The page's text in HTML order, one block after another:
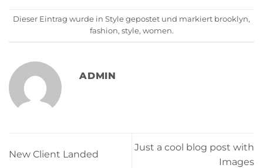
Dieser Eintrag wurde in Style gepostet und markiert brooklyn,
fashion, style, women.
ADMIN
New Client Landed
Just a cool blog post with
Images